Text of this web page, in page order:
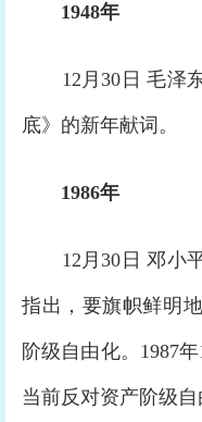
1948年
12月30日 毛泽东
底》的新年献词。
1986年
12月30日 邓小平
指出，要旗帜鲜明
阶级自由化。1987
当前反对资产阶级自